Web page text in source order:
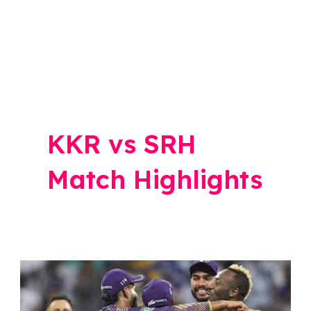
KKR vs SRH
Match Highlights
KKR
vs